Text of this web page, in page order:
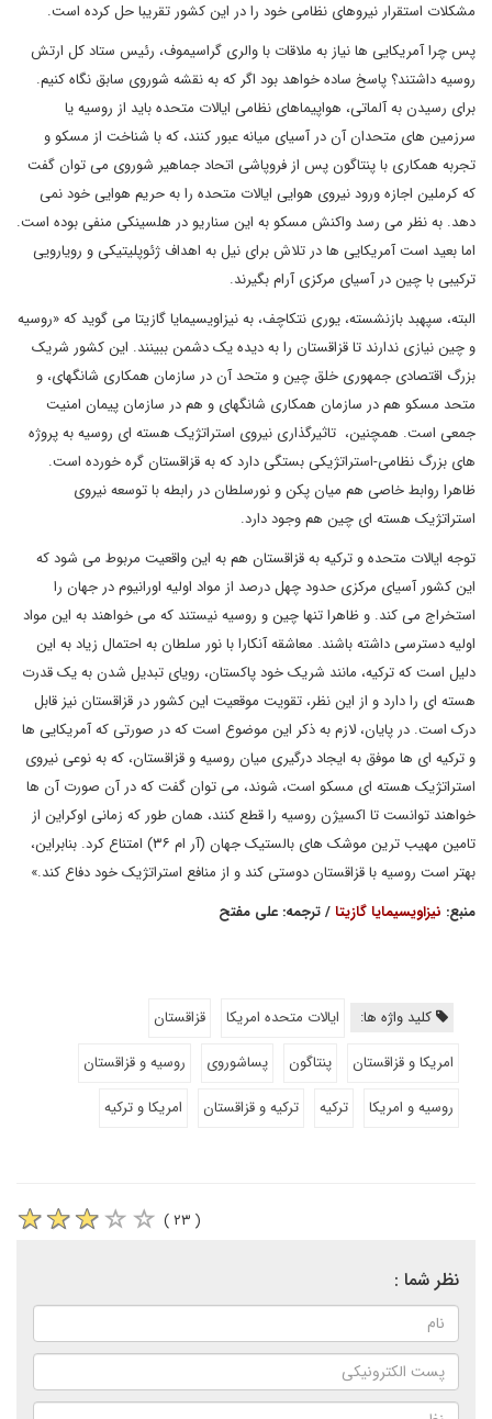
مشکلات استقرار نیروهای نظامی خود را در این کشور تقریبا حل کرده است.
پس چرا آمریکایی ها نیاز به ملاقات با والری گراسیموف، رئیس ستاد کل ارتش
روسیه داشتند؟ پاسخ ساده خواهد بود اگر که به نقشه شوروی سابق نگاه کنیم.
برای رسیدن به آلماتی، هواپیماهای نظامی ایالات متحده باید از روسیه یا
سرزمین های متحدان آن در آسیای میانه عبور کنند، که با شناخت از مسکو و
تجربه همکاری با پنتاگون پس از فروپاشی اتحاد جماهیر شوروی می توان گفت
که کرملین اجازه ورود نیروی هوایی ایالات متحده را به حریم هوایی خود نمی
دهد. به نظر می رسد واکنش مسکو به این سناریو در هلسینکی منفی بوده است.
اما بعید است آمریکایی ها در تلاش برای نیل به اهداف ژئوپلیتیکی و رویارویی
ترکیبی با چین در آسیای مرکزی آرام بگیرند.
البته، سپهبد بازنشسته، یوری نتکاچف، به نیزاویسیمایا گازیتا می گوید که «روسیه
و چین نیازی ندارند تا قزاقستان را به دیده یک دشمن ببینند. این کشور شریک
بزرگ اقتصادی جمهوری خلق چین و متحد آن در سازمان همکاری شانگهای، و
متحد مسکو هم در سازمان همکاری شانگهای و هم در سازمان پیمان امنیت
جمعی است. همچنین، تاثیرگذاری نیروی استراتژیک هسته ای روسیه به پروژه
های بزرگ نظامی-استراتژیکی بستگی دارد که به قزاقستان گره خورده است.
ظاهرا روابط خاصی هم میان پکن و نورسلطان در رابطه با توسعه نیروی
استراتژیک هسته ای چین هم وجود دارد.
توجه ایالات متحده و ترکیه به قزاقستان هم به این واقعیت مربوط می شود که
این کشور آسیای مرکزی حدود چهل درصد از مواد اولیه اورانیوم در جهان را
استخراج می کند. و ظاهرا تنها چین و روسیه نیستند که می خواهند به این مواد
اولیه دسترسی داشته باشند. معاشقه آنکارا با نور سلطان به احتمال زیاد به این
دلیل است که ترکیه، مانند شریک خود پاکستان، رویای تبدیل شدن به یک قدرت
هسته ای را دارد و از این نظر، تقویت موقعیت این کشور در قزاقستان نیز قابل
درک است. در پایان، لازم به ذکر این موضوع است که در صورتی که آمریکایی ها
و ترکیه ای ها موفق به ایجاد درگیری میان روسیه و قزاقستان، که به نوعی نیروی
استراتژیک هسته ای مسکو است، شوند، می توان گفت که در آن صورت آن ها
خواهند توانست تا اکسیژن روسیه را قطع کنند، همان طور که زمانی اوکراین از
تامین مهیب ترین موشک های بالستیک جهان (آر ام ۳۶) امتناع کرد. بنابراین،
بهتر است روسیه با قزاقستان دوستی کند و از منافع استراتژیک خود دفاع کند.»
منبع: نیزاویسیمایا گازیتا/ ترجمه: علی مفتح
کلید واژه ها: ایالات متحده امریکا
قزاقستان
امریکا و قزاقستان
پنتاگون پساشوروی
روسیه و قزاقستان
روسیه و امریکا
ترکیه ترکیه و قزاقستان امریکا و ترکیه
( ۲۳ )
نظر شما :